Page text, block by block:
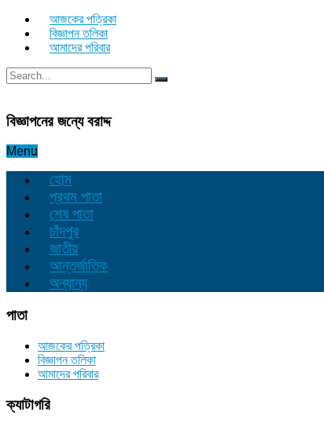
আজকের পত্রিকা
বিজ্ঞাপন তলিকা
আমাদের পরিবার
বিজ্ঞাপনের জন্যে বরাদ্দ
Menu
হোম
প্রথম পাতা
শেষ পাতা
চাঁদপুর
জাতীয়
আন্তর্জাতিক
অন্যান্য
পাতা
আজকের পত্রিকা
বিজ্ঞাপন তলিকা
আমাদের পরিবার
ক্যাটাগরি